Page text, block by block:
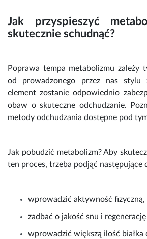
Jak przyspieszyć
skutecznie schudnąć?
Poprawa tempa metabolizmu zależy
od prowadzonego przez nas stylu
element zostanie odpowiednio
obaw o skuteczne odchudzanie.
metody odchudzania dostępne pod
Jak pobudzić metabolizm? Aby
ten proces, trzeba podjąć następujące
wprowadzić aktywność fizyczną,
zadbać o jakość snu i
wprowadzić większą ilość białka